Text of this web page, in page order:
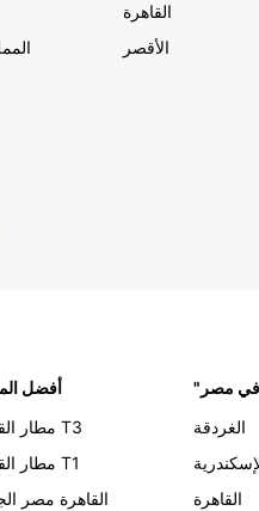
القاهرة
الأقصر
أفضل
مطار القاهرة T3
مطار القاهرة T1
القاهرة مصر
مصر
الغردقة
القاهرة